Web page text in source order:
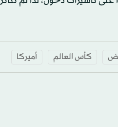
كأس العالم أميركا